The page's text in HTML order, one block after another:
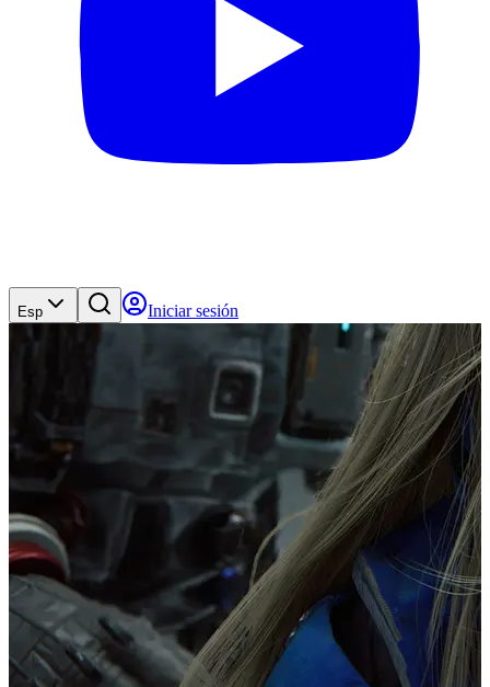
Esp Iniciar sesión